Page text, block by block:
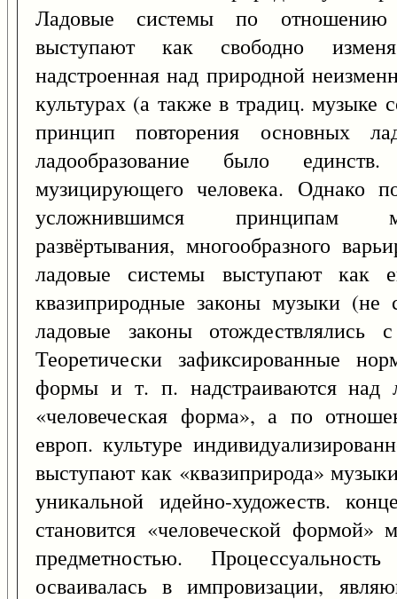
Ладовые системы по отношению
выступают как свободно
надстроенная над природной
культурах (а также в традиц. музыке
принцип повторения основных
ладообразование было
музицирующего человека. Однако
усложнившимся принципам
развёртывания, многообразного
ладовые системы выступают как
квазиприродные законы музыки
ладовые законы отождествлялись
Теоретически зафиксированные
формы и т. п. надстраиваются над
«человеческая форма», а по
европ. культуре
выступают как «квазиприрода»
уникальной идейно-художеств.
становится «человеческой формой»
предметностью.
осваивалась в импровизации,